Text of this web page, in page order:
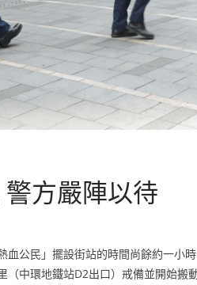
方嚴陣以待
血公民」擺設街站的時間尚餘約一小
（中環地鐵站D2出口）戒備並開始搬